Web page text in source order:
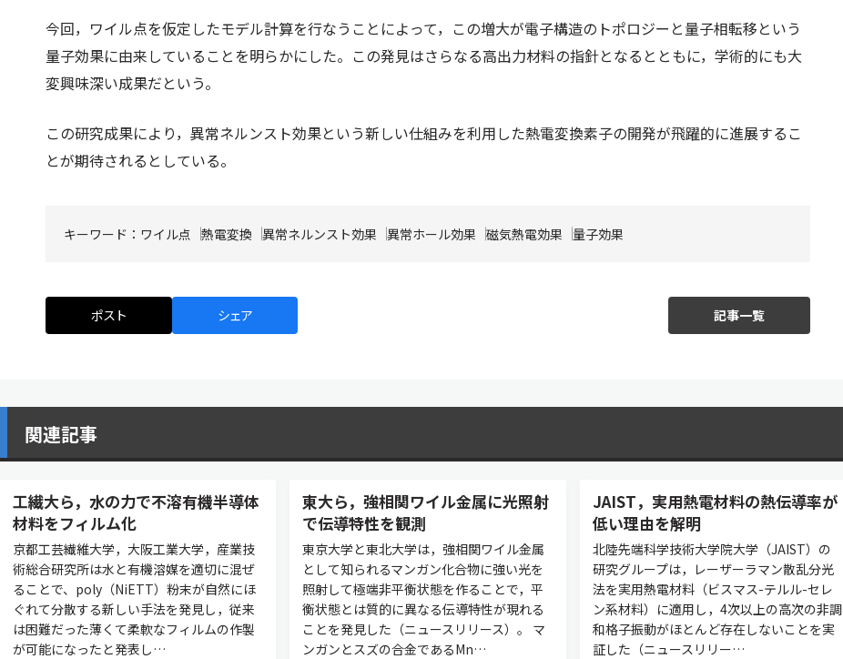
今回，ワイル点を仮定したモデル計算を行なうことによって，この増大が電子構造のトポロジーと量子相転移という
量子効果に由来していることを明らかにした。この発見はさらなる高出力材料の指針となるとともに，学術的にも大
変興味深い成果だという。
この研究成果により，異常ネルンスト効果という新しい仕組みを利用した熱電変換素子の開発が飛躍的に進展するこ
とが期待されるとしている。
キーワード： ワイル点 熱電変換 異常ネルンスト効果 異常ホール効果 磁気熱電効果 量子効果
ポスト シェア 記事一覧
関連記事
工繊大ら，水の力で不溶有機半導体
材料をフィルム化
京都工芸繊維大学，大阪工業大学，産業技
術総合研究所は水と有機溶媒を適切に混ぜ
ることで、poly（NiETT）粉末が自然にほ
ぐれて分散する新しい手法を発見し，従来
は困難だった薄くて柔軟なフィルムの作製
が可能になったと発表し…
東大ら，強相関ワイル金属に光照射
で伝導特性を観測
東京大学と東北大学は，強相関ワイル金属
として知られるマンガン化合物に強い光を
照射して極端非平衡状態を作ることで，平
衡状態とは質的に異なる伝導特性が現れる
ことを発見した（ニュースリリース）。 マ
ンガンとスズの合金であるMn…
JAIST，実用熱電材料の熱伝導率が
低い理由を解明
北陸先端科学技術大学院大学（JAIST）の
研究グループは，レーザーラマン散乱分光
法を実用熱電材料（ビスマス-テルル-セレ
ン系材料）に適用し，4次以上の高次の非調
和格子振動がほとんど存在しないことを実
証した（ニュースリリー…